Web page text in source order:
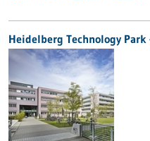
Heidelberg Technology Park